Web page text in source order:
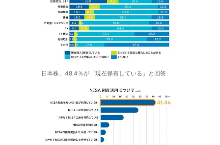
日本株、48.4％が「現在保有している」と回答